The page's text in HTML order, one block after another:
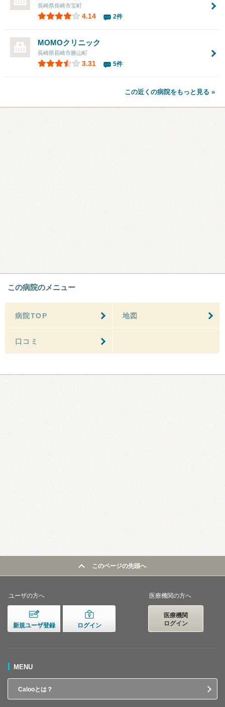
長崎県長崎市宝町
4.14 2件
MOMOクリニック
長崎県長崎市勝山町
3.31 5件
この近くの病院をもっと見る »
この病院のメニュー
病院TOP 地図
口コミ
このページの先頭へ
ユーザの方へ
新規ユーザ登録 ログイン
医療機関の方へ
医療機関
ログイン
MENU
Calooとは？